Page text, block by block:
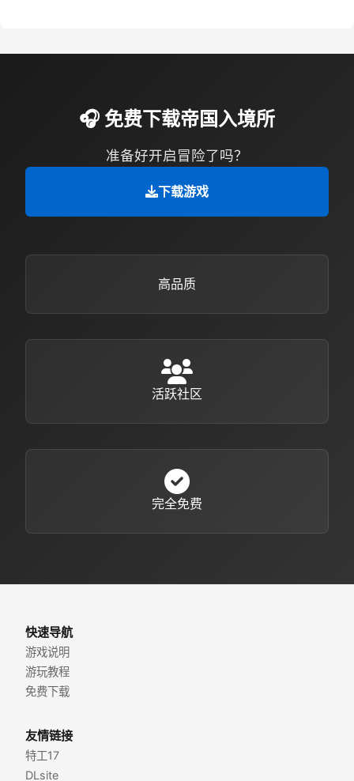
🎧 免费下载帝国入境所
准备好开启冒险了吗？
下载游戏
高品质
活跃社区
完全免费
快速导航
游戏说明
游玩教程
免费下载
友情链接
特工17
DLsite